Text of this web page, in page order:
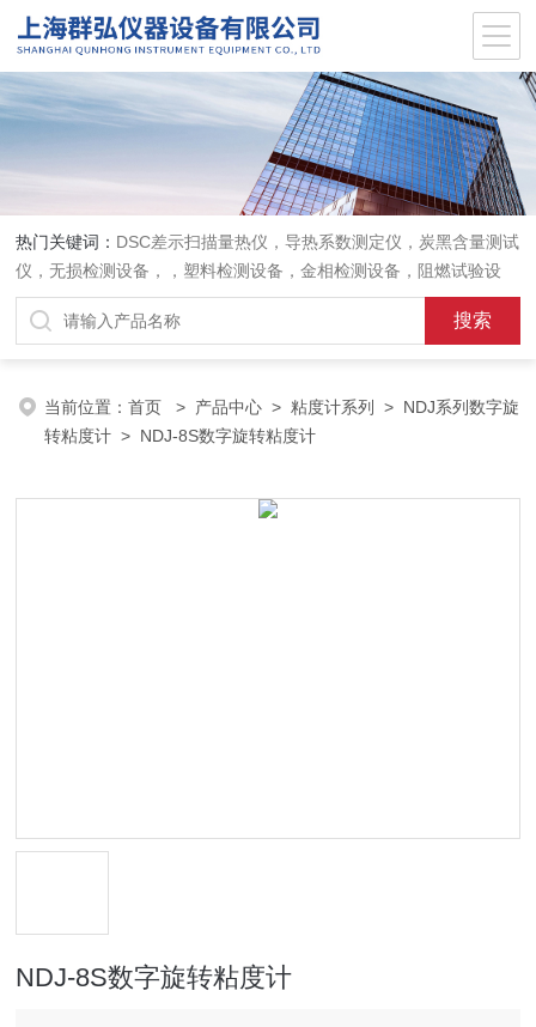
热门关键词： DSC差示扫描量热仪，导热系数测定仪，炭黑含量测试
仪，无损检测设备，，塑料检测设备，金相检测设备，阻燃试验设
备，耐环境老化设备，金属检测设备，量具量仪
当前位置：首页 > 产品中心 >粘度计系列 > NDJ系列数字旋
转粘度计 > NDJ-8S数字旋转粘度计
NDJ-8S数字旋转粘度计